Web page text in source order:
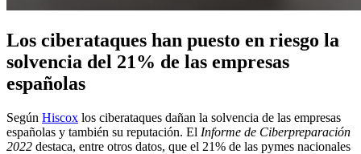
Los ciberataques han puesto en riesgo la
solvencia del 21% de las empresas
españolas
Según Hiscox los ciberataques dañan la solvencia de las empresas
españolas y también su reputación. El Informe de Ciberpreparación
2022 destaca, entre otros datos, que el 21% de las pymes nacionales